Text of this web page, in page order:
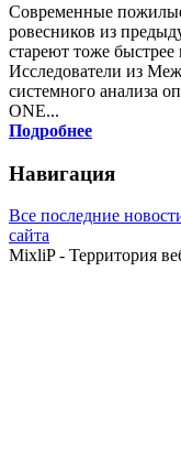
Современные
ровесников из
стареют тоже
Исследователи из
системного анализа
ONE...
Подробнее
Навигация
Все последние
сайта
MixliP - Территория